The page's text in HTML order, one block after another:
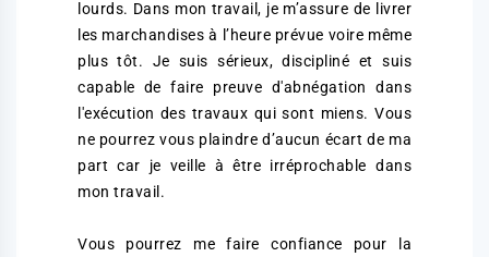
lourds. Dans mon travail, je m’assure de livrer
les marchandises à l’heure prévue voire même
plus tôt. Je suis sérieux, discipliné et suis
capable de faire preuve d'abnégation dans
l'exécution des travaux qui sont miens. Vous
ne pourrez vous plaindre d’aucun écart de ma
part car je veille à être irréprochable dans
mon travail.
Vous pourrez me faire confiance pour la